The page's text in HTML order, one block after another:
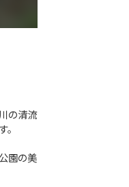
の清流
園の美